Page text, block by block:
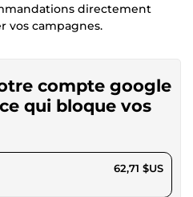
directement
vos campagnes.
compte google
qui bloque vos
$US 62,71 $US